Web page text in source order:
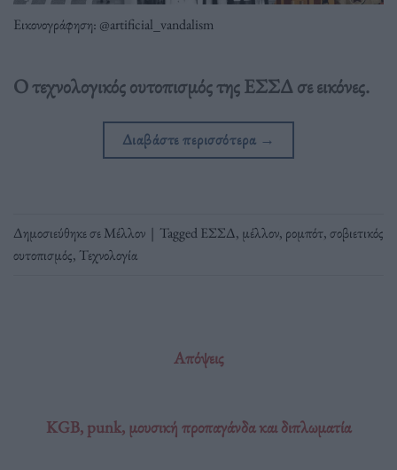
Εικονογράφηση: @artificial_vandalism
Ο τεχνολογικός ουτοπισμός της ΕΣΣΔ σε εικόνες.
Διαβάστε περισσότερα →
Δημοσιεύθηκε σεΜέλλον | TaggedΕΣΣΔ, μέλλον, ρομπότ,σοβιετικός
ουτοπισμός, Τεχνολογία
Απόψεις
KGB, punk, μουσική προπαγάνδα και διπλωματία